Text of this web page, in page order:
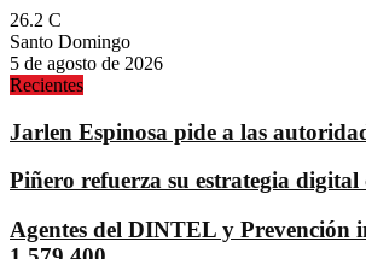
26.2 C
Santo Domingo
5 de agosto de 2026
Recientes
Jarlen Espinosa pide a las
Piñero refuerza su estrategia
Agentes del DINTEL y Prevención